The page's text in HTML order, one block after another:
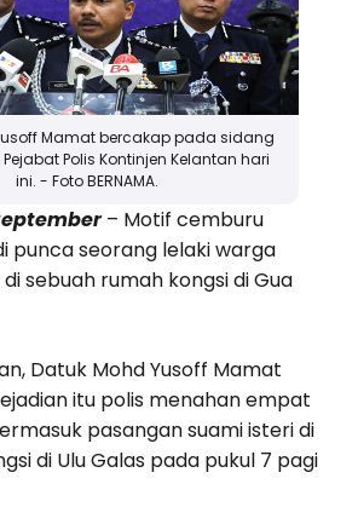
Mamat bercakap pada sidang
Polis Kontinjen Kelantan hari
ini. - Foto BERNAMA.
– Motif cemburu
punca seorang lelaki warga
sebuah rumah kongsi di Gua
Datuk Mohd Yusoff Mamat
itu polis menahan empat
pasangan suami isteri di
di Ulu Galas pada pukul 7 pagi